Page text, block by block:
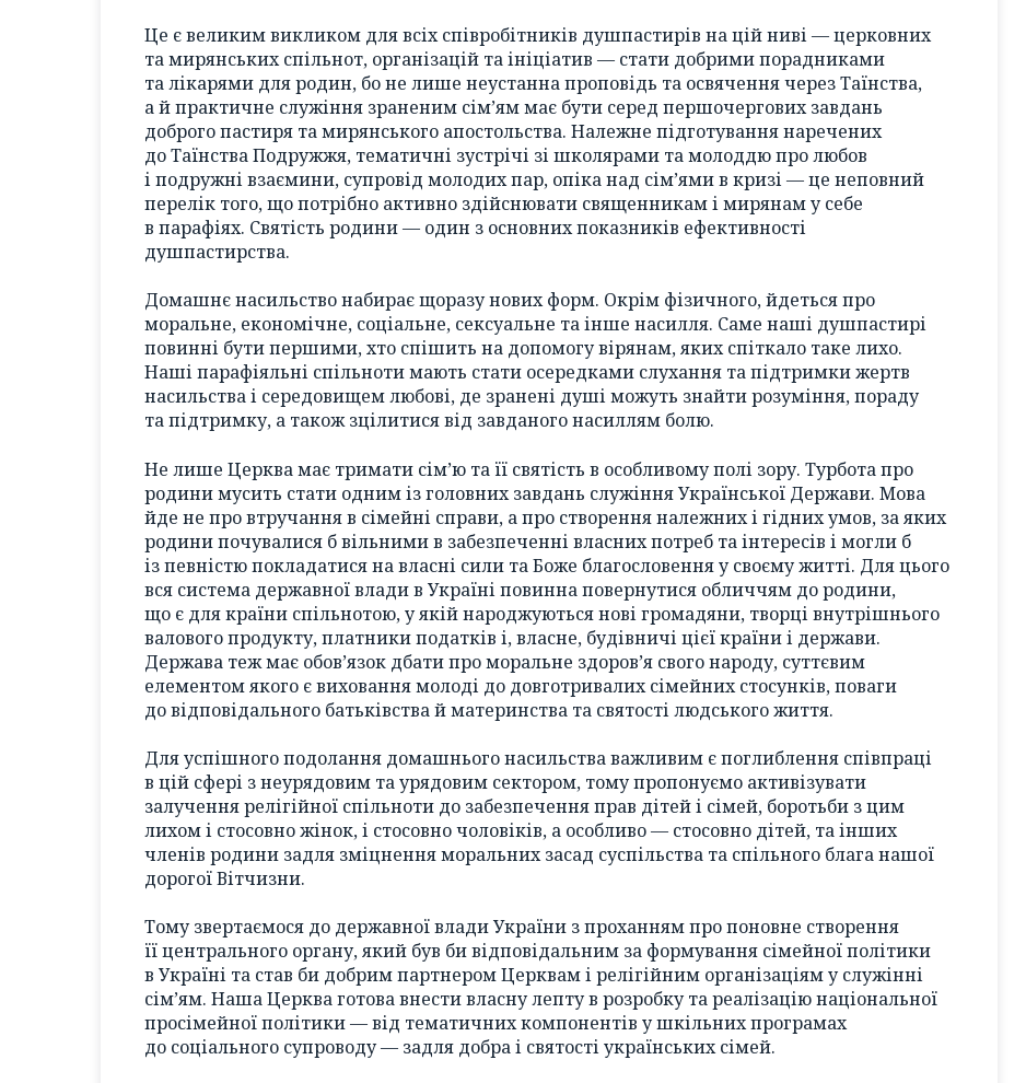
Це є великим викликом для всіх співробітників душпастирів на цій ниві — церковних
та мирянських спільнот, організацій та ініціатив — стати добрими порадниками
та лікарями для родин, бо не лише неустанна проповідь та освячення через Таїнства,
а й практичне служіння зраненим сім’ям має бути серед першочергових завдань
доброго пастиря та мирянського апостольства. Належне підготування наречених
до Таїнства Подружжя, тематичні зустрічі зі школярами та молоддю про любов
і подружні взаємини, супровід молодих пар, опіка над сім’ями в кризі — це неповний
перелік того, що потрібно активно здійснювати священникам і мирянам у себе
в парафіях. Святість родини — один з основних показників ефективності
душпастирства.
Домашнє насильство набирає щоразу нових форм. Окрім фізичного, йдеться про
моральне, економічне, соціальне, сексуальне та інше насилля. Саме наші душпастирі
повинні бути першими, хто спішить на допомогу вірянам, яких спіткало таке лихо.
Наші парафіяльні спільноти мають стати осередками слухання та підтримки жертв
насильства і середовищем любові, де зранені душі можуть знайти розуміння, пораду
та підтримку, а також зцілитися від завданого насиллям болю.
Не лише Церква має тримати сім’ю та її святість в особливому полі зору. Турбота про
родини мусить стати одним із головних завдань служіння Української Держави. Мова
йде не про втручання в сімейні справи, а про створення належних і гідних умов, за яких
родини почувалися б вільними в забезпеченні власних потреб та інтересів і могли б
із певністю покладатися на власні сили та Боже благословення у своєму житті. Для цього
вся система державної влади в Україні повинна повернутися обличчям до родини,
що є для країни спільнотою, у якій народжуються нові громадяни, творці внутрішнього
валового продукту, платники податків і, власне, будівничі цієї країни і держави.
Держава теж має обов’язок дбати про моральне здоров’я свого народу, суттєвим
елементом якого є виховання молоді до довготривалих сімейних стосунків, поваги
до відповідального батьківства й материнства та святості людського життя.
Для успішного подолання домашнього насильства важливим є поглиблення співпраці
в цій сфері з неурядовим та урядовим сектором, тому пропонуємо активізувати
залучення релігійної спільноти до забезпечення прав дітей і сімей, боротьби з цим
лихом і стосовно жінок, і стосовно чоловіків, а особливо — стосовно дітей, та інших
членів родини задля зміцнення моральних засад суспільства та спільного блага нашої
дорогої Вітчизни.
Тому звертаємося до державної влади України з проханням про поновне створення
її центрального органу, який був би відповідальним за формування сімейної політики
в Україні та став би добрим партнером Церквам і релігійним організаціям у служінні
сім’ям. Наша Церква готова внести власну лепту в розробку та реалізацію національної
просімейної політики — від тематичних компонентів у шкільних програмах
до соціального супроводу — задля добра і святості українських сімей.